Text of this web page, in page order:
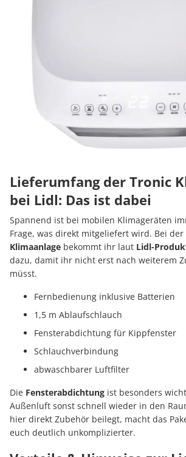
Lieferumfang der Tronic
bei Lidl: Das ist dabei
Spannend ist bei mobilen Klimageräten
Frage, was direkt mitgeliefert wird. Bei der
Klimaanlage bekommt ihr laut Lidl-
dazu, damit ihr nicht erst nach weiterem
müsst.
Fernbedienung inklusive Batterien
1,5 m Ablaufschlauch
Fensterabdichtung für Kippfenster
Schlauchverbindung
abwaschbarer Luftfilter
Die Fensterabdichtung ist besonders
Außenluft sonst schnell wieder in den
hier direkt Zubehör beilegt, macht das
euch deutlich unkomplizierter.